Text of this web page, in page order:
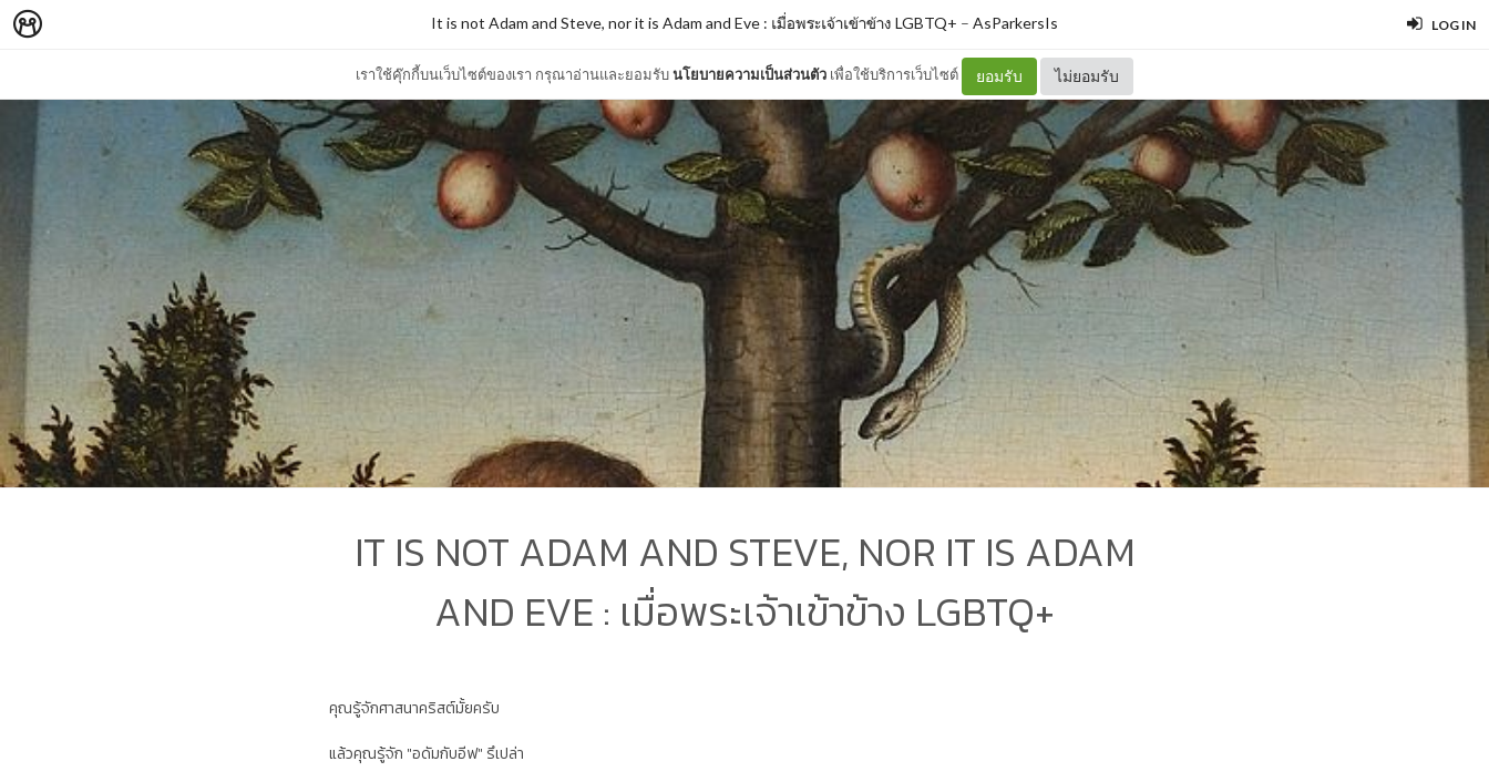
LOG IN
เราใช้คุ๊กกี้บนเว็บไซต์ของเรา กรุณาอ่านและยอมรับนโยบายความเป็นส่วนตัว เพื่อใช้บริการเว็บไซต์ ยอมรับ ไม่ยอมรับ
It is not Adam and Steve, nor it is Adam and Eve : เมื่อพระเจ้าเข้าข้าง LGBTQ+ – AsParkersIs
IT IS NOT ADAM AND STEVE, NOR IT IS ADAM
AND EVE : เมื่อพระเจ้าเข้าข้าง LGBTQ+
คุณรู้จักศาสนาคริสต์มั้ยครับ
แล้วคุณรู้จัก "อดัมกับอีฟ" รึเปล่า